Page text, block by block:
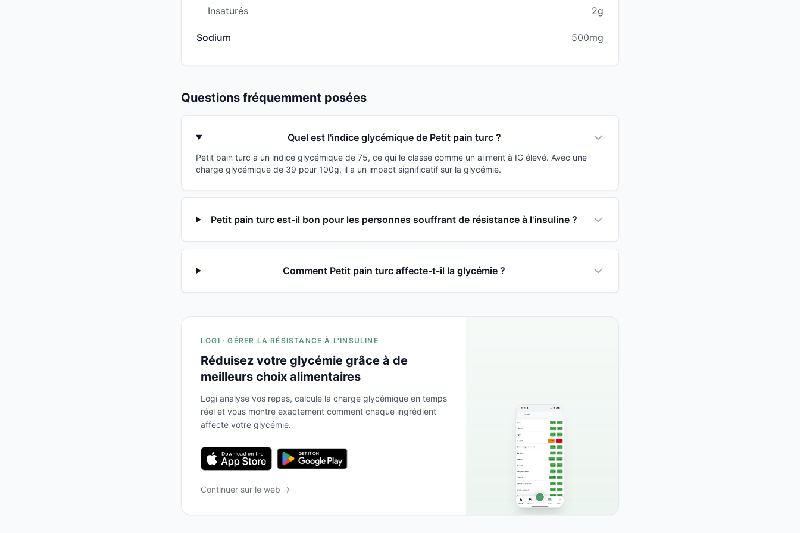
Insaturés 2g
Sodium 500mg
Questions fréquemment posées
Quel est l'indice glycémique de Petit pain turc ?
Petit pain turc a un indice glycémique de 75, ce qui le classe comme un aliment à IG élevé. Avec une
charge glycémique de 39 pour 100g, il a un impact significatif sur la glycémie.
Petit pain turc est-il bon pour les personnes souffrant de résistance à l'insuline ?
Comment Petit pain turc affecte-t-il la glycémie ?
LOGI · GÉRER LA RÉSISTANCE À L'INSULINE
Réduisez votre glycémie grâce à de
meilleurs choix alimentaires
Logi analyse vos repas, calcule la charge glycémique en temps
réel et vous montre exactement comment chaque ingrédient
affecte votre glycémie.
Continuer sur le web →